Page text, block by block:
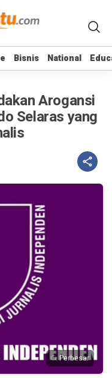
Bisnis National
Bisnis National
Arogansi
Selaras yang
Perbesar